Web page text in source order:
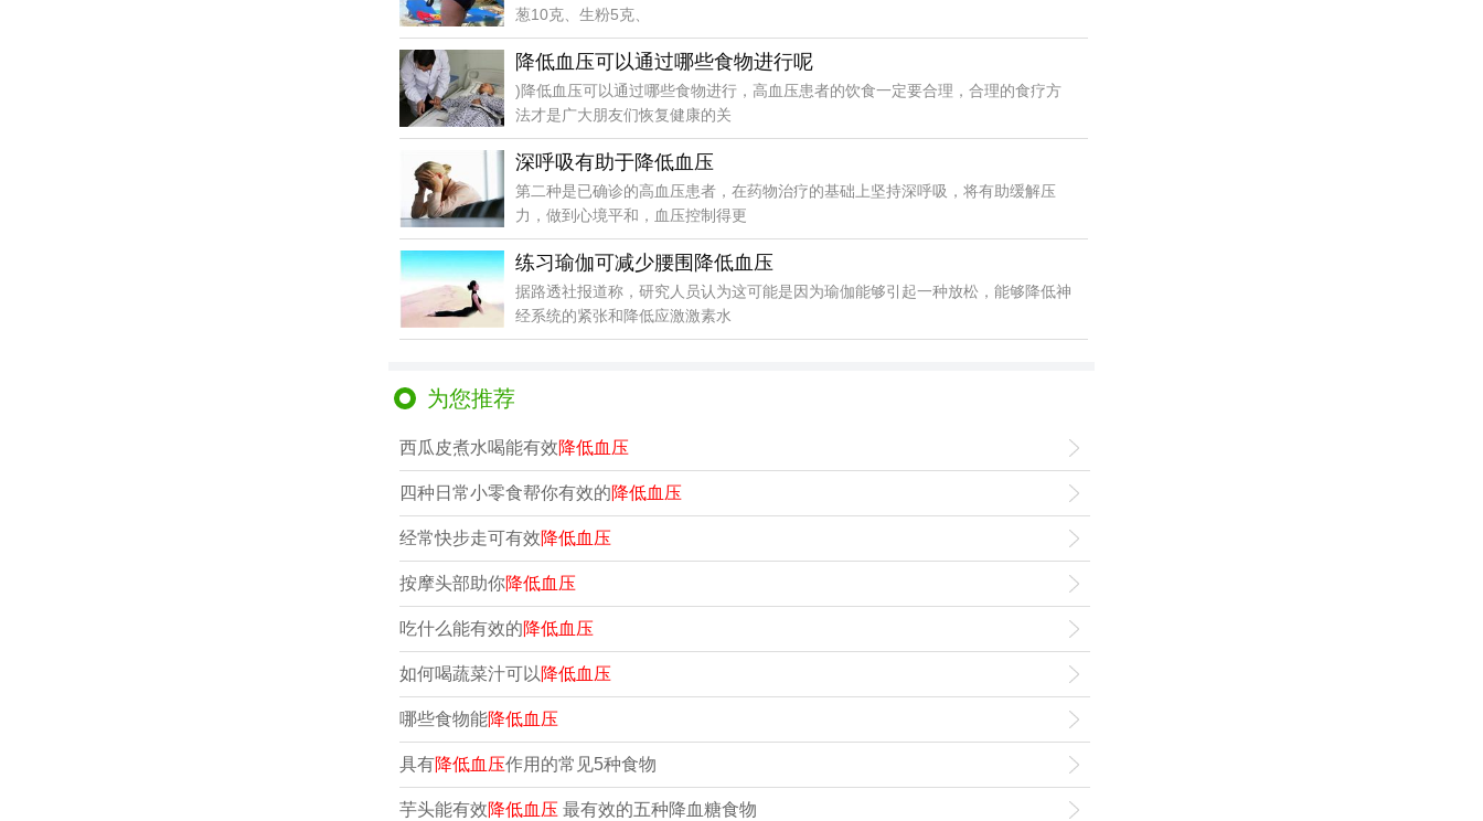
葱10克、生粉5克、
降低血压可以通过哪些食物进行呢
)降低血压可以通过哪些食物进行，高血压患者的饮食一定要合理，合理的食疗方
法才是广大朋友们恢复健康的关
深呼吸有助于降低血压
第二种是已确诊的高血压患者，在药物治疗的基础上坚持深呼吸，将有助缓解压
力，做到心境平和，血压控制得更
练习瑜伽可减少腰围降低血压
据路透社报道称，研究人员认为这可能是因为瑜伽能够引起一种放松，能够降低神
经系统的紧张和降低应激激素水
为您推荐
西瓜皮煮水喝能有效降低血压
四种日常小零食帮你有效的降低血压
经常快步走可有效降低血压
按摩头部助你降低血压
吃什么能有效的降低血压
如何喝蔬菜汁可以 降低血压
哪些食物能降低血压
具有降低血压作用的常见5种食物
芋头能有效降低血压 最有效的五种降血糖食物